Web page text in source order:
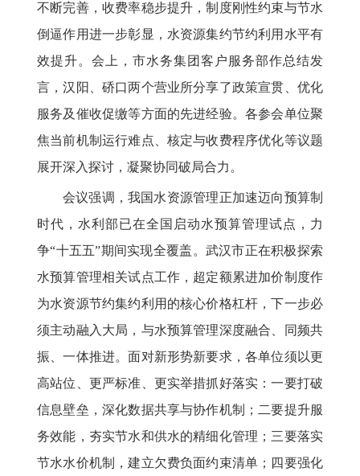
不断完善，收费率稳步提升，制度刚性约束与节水
倒逼作用进一步彰显，水资源集约节约利用水平有
效提升。会上，市水务集团客户服务部作总结发
言，汉阳、硚口两个营业所分享了政策宣贯、优化
服务及催收促缴等方面的先进经验。各参会单位聚
焦当前机制运行难点、核定与收费程序优化等议题
展开深入探讨，凝聚协同破局合力。
会议强调，我国水资源管理正加速迈向预算制
时代，水利部已在全国启动水预算管理试点，力
争“十五五”期间实现全覆盖。武汉市正在积极探索
水预算管理相关试点工作，超定额累进加价制度作
为水资源节约集约利用的核心价格杠杆，下一步必
须主动融入大局，与水预算管理深度融合、同频共
振、一体推进。面对新形势新要求，各单位须以更
高站位、更严标准、更实举措抓好落实：一要打破
信息壁垒，深化数据共享与协作机制；二要提升服
务效能，夯实节水和供水的精细化管理；三要落实
节水水价机制，建立欠费负面约束清单；四要强化